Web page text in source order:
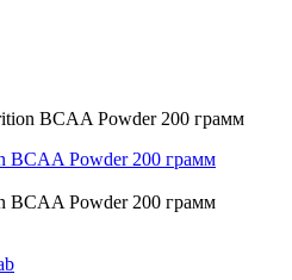
BCAA Powder 200 грамм